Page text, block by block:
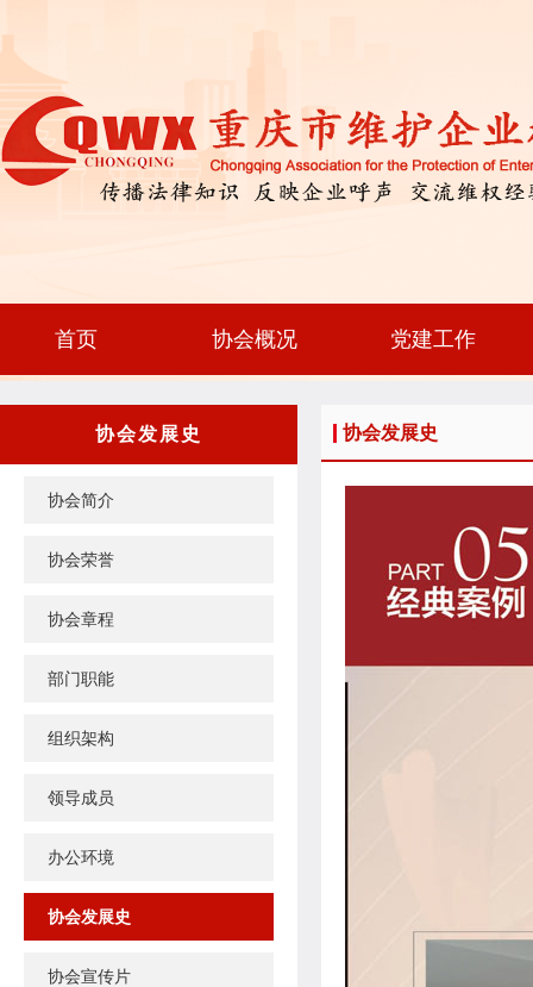
首页 协会概况 党建工作
协会发展史
协会简介
协会荣誉
协会章程
部门职能
组织架构
领导成员
办公环境
协会发展史
协会宣传片
协会发展史